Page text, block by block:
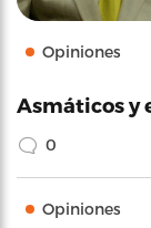
Opiniones
Asmáticos y
0
Opiniones